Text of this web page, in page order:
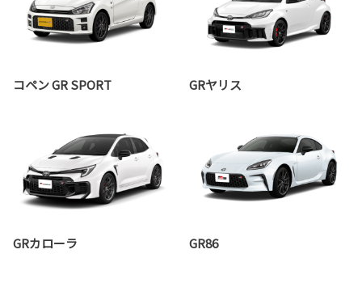
コペン GR SPORT GRヤリス
GRカローラ GR86